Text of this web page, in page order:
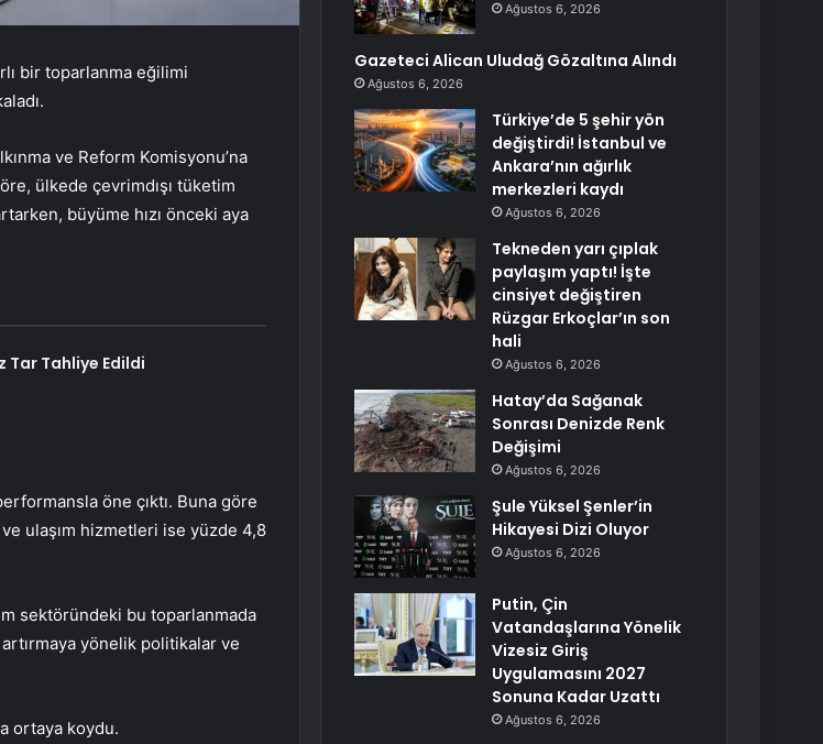
bir toparlanma eğilimi
ve Reform Komisyonu’na
ülkede çevrimdışı tüketim
büyüme hızı önceki aya
Tar Tahliye Edildi
öne çıktı. Buna göre
ulaşım hizmetleri ise yüzde 4,8
sektöründeki bu toparlanmada
yönelik politikalar ve
ortaya koydu.
Ağustos 6, 2026
Gazeteci Alican Uludağ Gözaltına Alındı
Ağustos 6, 2026
Türkiye’de 5 şehir yön
değiştirdi! İstanbul ve
Ankara’nın ağırlık
merkezleri kaydı
Ağustos 6, 2026
Tekneden yarı çıplak
paylaşım yaptı! İşte
cinsiyet değiştiren
Rüzgar Erkoçlar’ın son
hali
Ağustos 6, 2026
Hatay’da Sağanak
Sonrası Denizde Renk
Değişimi
Ağustos 6, 2026
Şule Yüksel Şenler’in
Hikayesi Dizi Oluyor
Ağustos 6, 2026
Putin, Çin
Vatandaşlarına Yönelik
Vizesiz Giriş
Uygulamasını 2027
Sonuna Kadar Uzattı
Ağustos 6, 2026